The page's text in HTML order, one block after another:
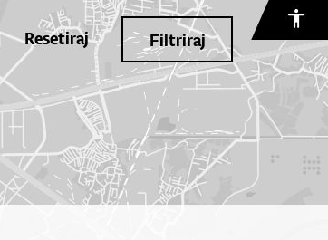
Filtriraj
Resetiraj